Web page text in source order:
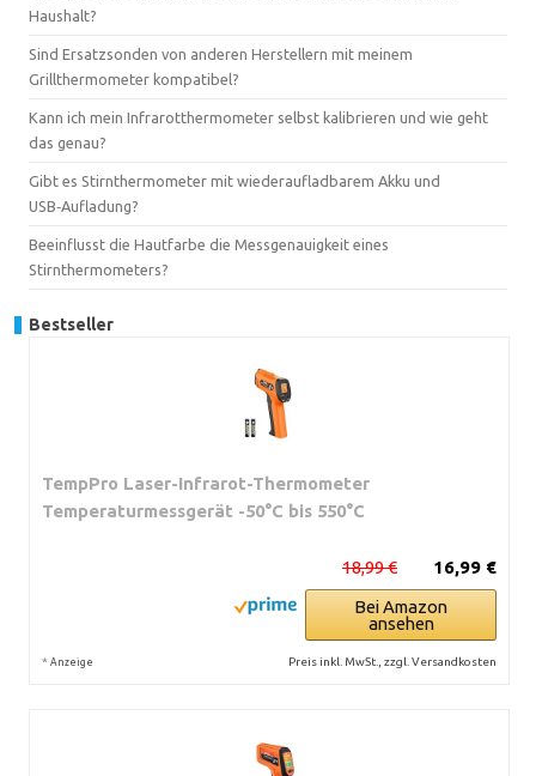
Haushalt?
Sind Ersatzsonden von anderen Herstellern mit meinem
Grillthermometer kompatibel?
Kann ich mein Infrarotthermometer selbst kalibrieren und wie geht
das genau?
Gibt es Stirnthermometer mit wiederaufladbarem Akku und
USB‑Aufladung?
Beeinflusst die Hautfarbe die Messgenauigkeit eines
Stirnthermometers?
Bestseller
TempPro Laser-Infrarot-Thermometer
Temperaturmessgerät -50°C bis 550°C
16,99 €
18,99 €
Bei Amazon
ansehen
* Anzeige Preis inkl. MwSt., zzgl. Versandkosten